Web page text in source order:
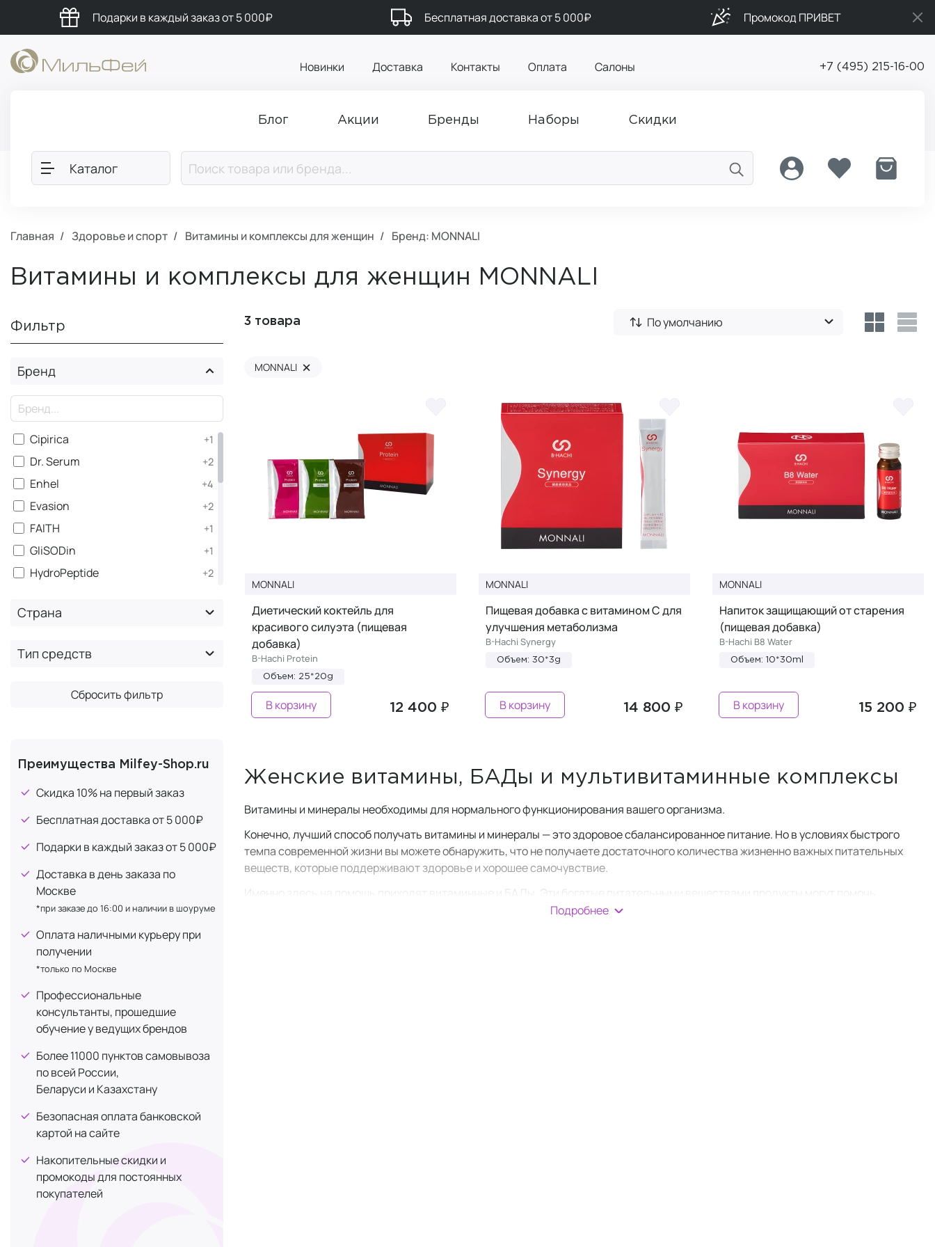
Подарки в каждый заказ от 5 000₽ Бесплатная доставка от 5 000₽ Промокод ПРИВЕТ
Новинки Доставка Контакты Оплата Салоны +7 (495) 215-16-00
Блог Акции Бренды Наборы Скидки
Каталог
Главная Здоровье и спорт Витамины и комплексы для женщин Бренд: MONNALI
Витамины и комплексы для женщин MONNALI
Фильтр
Бренд
Cipirica +1
Dr. Serum +2
Enhel +4
Evasion +2
FAITH +1
GliSODin +1
HydroPeptide +2
LACTOFLORENE +2
MONNALI ×
UESUPPS
UltraSupps
Universal
U-QING +1
Yotsuba Japan
Страна
Тип средств
Сбросить фильтр
Преимущества Milfey-Shop.ru
Скидка 10% на первый заказ
Бесплатная доставка от 5 000₽
Подарки в каждый заказ от 5 000₽
Доставка в день заказа по
Москве
*при заказе до 16:00 и наличии в шоуруме
Оплата наличными курьеру при
получении
*только по Москве
Профессиональные
консультанты, прошедшие
обучение у ведущих брендов
Более 11000 пунктов самовывоза
по всей России,
Беларуси и Казахстану
Безопасная оплата банковской
картой на сайте
Накопительные скидки и
промокоды для постоянных
покупателей
3 товара По умолчанию
MONNALI ×
MONNALI
Диетический коктейль для
красивого силуэта (пищевая
добавка)
B-Hachi Protein
Объем: 25*20g
12 400 ₽
В корзину
MONNALI
Пищевая добавка с витамином С для
улучшения метаболизма
B-Hachi Synergy
Объем: 30*3g
14 800 ₽
В корзину
MONNALI
Напиток защищающий от старения
(пищевая добавка)
B-Hachi B8 Water
Объем: 10*30ml
15 200 ₽
В корзину
Женские витамины, БАДы и мультивитаминные комплексы
Витамины и минералы необходимы для нормального функционирования вашего организма.
Конечно, лучший способ получать витамины и минералы — это здоровое сбалансированное питание. Но в условиях быстрого
темпа современной жизни вы можете обнаружить, что не получаете достаточного количества жизненно важных питательных
веществ, которые поддерживают здоровье и хорошее самочувствие.
Именно здесь на помощь приходят витаминные и БАДы. Эти богатые питательными веществами продукты могут помочь
восполнить пробелы в вашем рационе, которые могут негативно влиять на ваше здоровье и самочувствие.
Подробнее